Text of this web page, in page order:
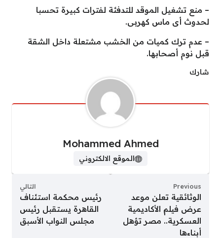
– منع تشغيل الموقد للتدفئة لفترات كبيرة تحسبا
لحدوث أى ماس كهربى.
– عدم ترك كميات من الخشب مشتعلة داخل الشقة
قبل نوم أصحابها.
شارك
Mohammed Ahmed
الموقع الالكتروني
Previous
الوثائقية تعلن موعد
عرض فيلم الأكاديمية
العسكرية.. مصر تؤهل
أبناءها
التالي
رئيس محكمة استئناف
القاهرة يستقبل رئيس
مجلس النواب الأسبق